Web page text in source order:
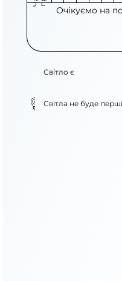
Очікуємо на
Світло є
Світла не буде